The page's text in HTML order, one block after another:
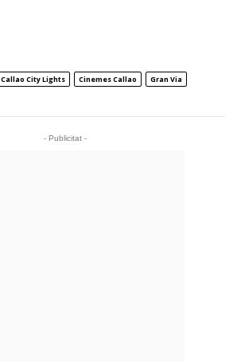
Callao City Lights Cinemes Callao
Gran Via
- Publicitat -